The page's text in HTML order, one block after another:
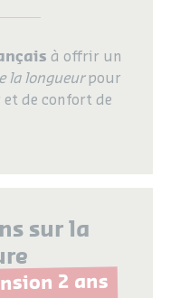
à offrir un
la longueurpour
de confort de
sur la
2 ans